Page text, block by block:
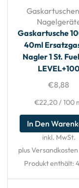
Gaskartusche
40ml
Nagler 1 St.
€8,88
€22,20/ 100
In Den
inkl. MwSt.
plus
Produkt enthält: